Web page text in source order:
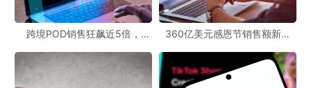
拆解“王炸”——税务局到底想干什么？
跨境POD销售狂飙近5倍，
360亿美元感恩节销售额新纪
新风潮！